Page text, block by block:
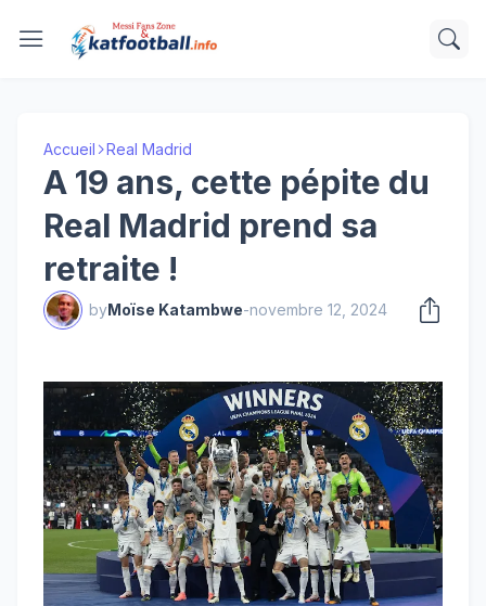
Accueil Real Madrid
A 19 ans, cette pépite du
Real Madrid prend sa
retraite !
byMoïse Katambwe-novembre 12, 2024